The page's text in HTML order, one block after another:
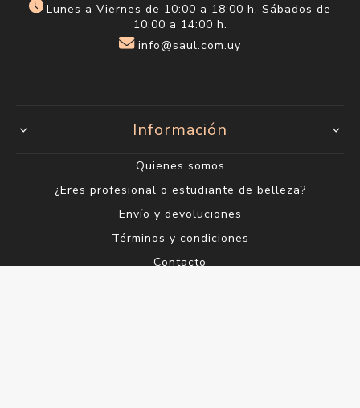
Lunes a Viernes de 10:00 a 18:00 h. Sábados de
10:00 a 14:00 h.
info@saul.com.uy
Información
Quienes somos
¿Eres profesional o estudiante de belleza?
Envío y devoluciones
Términos y condiciones
Contacto